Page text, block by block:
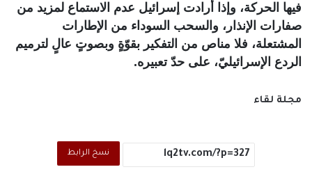
فيها الحركة، وإذا أرادت إسرائيل عدم الاستماع لمزيد من
صفارات الإنذار، والسحب السوداء من الإطارات
المشتعلة، فلا مناص من التفكير بقوّةٍ وبصوتٍ عالٍ لترميم
الردع الإسرائيليّ، على حدّ تعبيره.
مجلة لقاء
نسخ الرابط